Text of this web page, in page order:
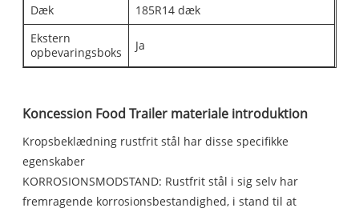
Dæk
185R14 dæk
Ekstern
opbevaringsboks
Ja
Koncession Food Trailer materiale introduktion
Kropsbeklædning rustfrit stål har disse specifikke
egenskaber
KORROSIONSMODSTAND: Rustfrit stål i sig selv har
fremragende korrosionsbestandighed, i stand til at